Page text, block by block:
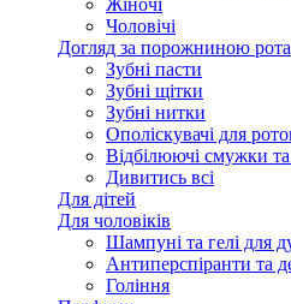
Жіночі
Чоловічі
Догляд за порожниною рота
Зубні пасти
Зубні щітки
Зубні нитки
Ополіскувачі для
Відбілюючі смужки та
Дивитись всі
Для дітей
Для чоловіків
Шампуні та гелі для
Антиперспіранти та
Гоління